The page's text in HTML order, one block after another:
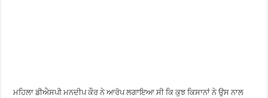
ਮਹਿਲਾ ਡੀਐਸਪੀ ਮਨਦੀਪ ਕੌਰ ਨੇ ਆਰੋਪ ਲਗਾਇਆ ਸੀ ਕਿ ਕੁਝ ਕਿਸਾਨਾਂ ਨੇ ਉਸ ਨਾਲ